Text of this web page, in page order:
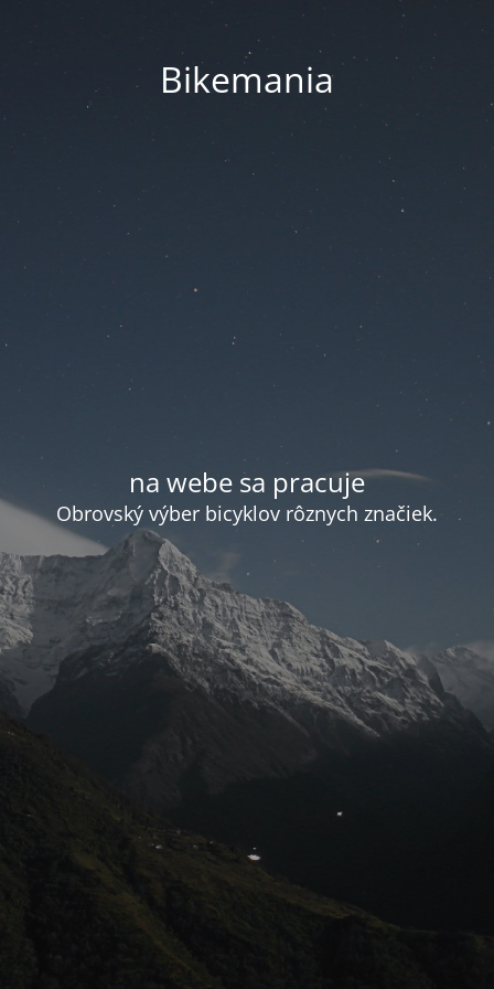
Bikemania
na webe sa pracuje
Obrovský výber bicyklov rôznych značiek.